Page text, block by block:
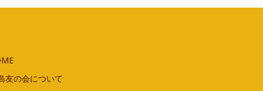
友の会について